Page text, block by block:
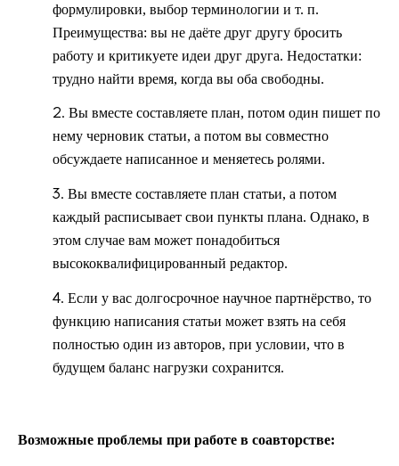
формулировки, выбор терминологии и т. п.
Преимущества: вы не даёте друг другу бросить
работу и критикуете идеи друг друга. Недостатки:
трудно найти время, когда вы оба свободны.
Вы вместе составляете план, потом один пишет по
нему черновик статьи, а потом вы совместно
обсуждаете написанное и меняетесь ролями.
Вы вместе составляете план статьи, а потом
каждый расписывает свои пункты плана. Однако, в
этом случае вам может понадобиться
высококвалифицированный редактор.
Если у вас долгосрочное научное партнёрство, то
функцию написания статьи может взять на себя
полностью один из авторов, при условии, что в
будущем баланс нагрузки сохранится.
Возможные проблемы при работе в соавторстве: